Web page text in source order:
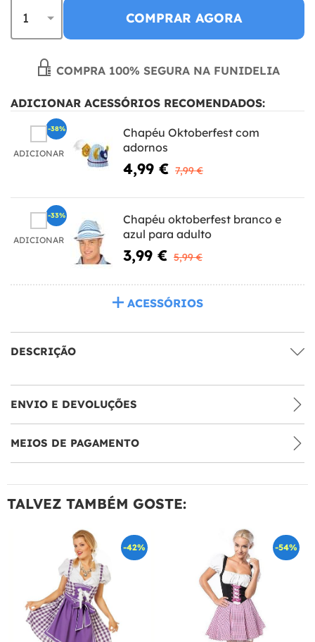
COMPRAR AGORA
COMPRA 100% SEGURA NA FUNIDELIA
ADICIONAR ACESSÓRIOS RECOMENDADOS:
ADICIONAR
Chapéu Oktoberfest com
adornos
4,99 € 7,99 €
-38%
ADICIONAR
Chapéu oktoberfest branco e
azul para adulto
3,99 € 5,99 €
-33%
ACESSÓRIOS
DESCRIÇÃO
ENVIO E DEVOLUÇÕES
MEIOS DE PAGAMENTO
TALVEZ TAMBÉM GOSTE:
-42% -54%